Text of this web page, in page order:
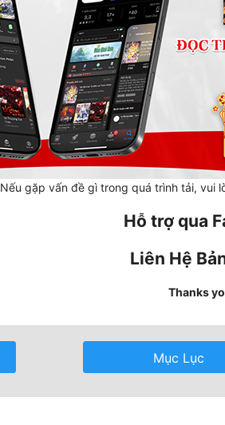
Nếu gặp vấn đề gì trong quá trình tải, vui
Hỗ trợ qua
Liên Hệ
Thanks
Mục Lục